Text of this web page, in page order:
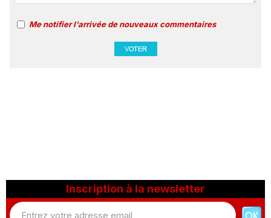
Me notifier l'arrivée de nouveaux commentaires
Inscription à la newsletter